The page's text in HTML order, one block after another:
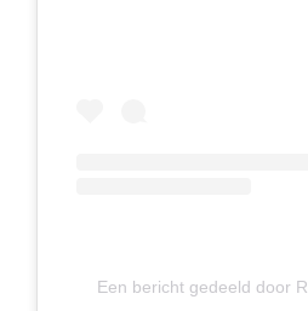
Een bericht gedeeld door